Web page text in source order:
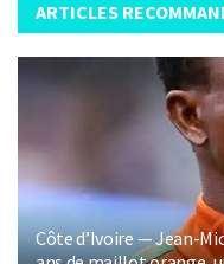
ARTICLES
Côte d’Ivoire — Jean-